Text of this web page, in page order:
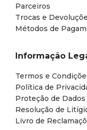
Parceiros
Trocas e
Métodos de
Informação
Termos e
Política de
Proteção de Dados
Resolução de
Livro de